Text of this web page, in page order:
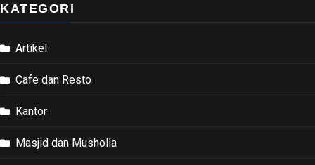
KATEGORI
Artikel
Cafe dan Resto
Kantor
Masjid dan Musholla